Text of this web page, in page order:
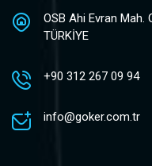
OSB Ahi Evran Mah.
TÜRKİYE
+90 312 267 09 94
info@goker.com.tr